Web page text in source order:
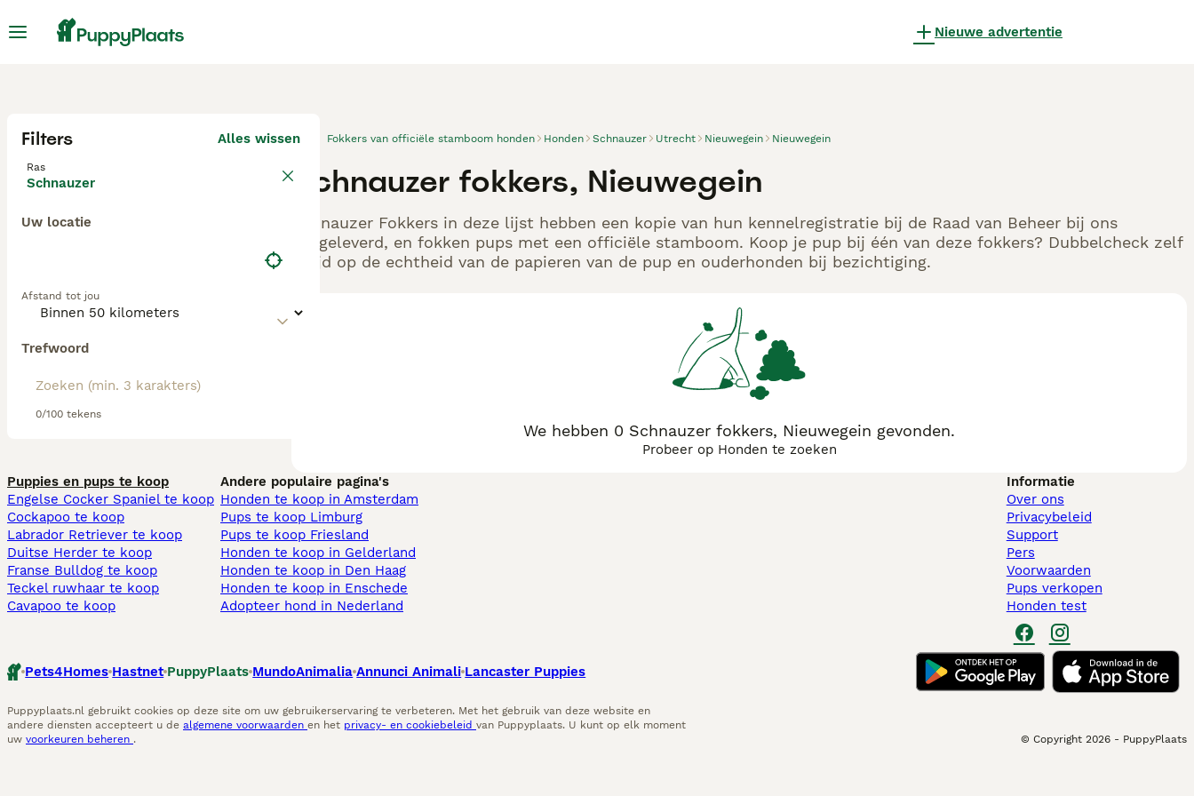
Nieuwe advertentie
Filters Alles wissen
Ras
Schnauzer
Uw locatie
Afstand tot jou
Trefwoord
0/100 tekens
Fokkers van officiële stamboom honden Honden Schnauzer Utrecht Nieuwegein Nieuwegein
Schnauzer fokkers, Nieuwegein
Schnauzer Fokkers in deze lijst hebben een kopie van hun kennelregistratie bij de Raad van Beheer bij ons
aangeleverd, en fokken pups met een officiële stamboom. Koop je pup bij één van deze fokkers? Dubbelcheck zelf
altijd op de echtheid van de papieren van de pup en ouderhonden bij bezichtiging.
We hebben 0 Schnauzer fokkers, Nieuwegein gevonden.
Probeer op Honden te zoeken
Puppies en pups te koop
Engelse Cocker Spaniel te koop
Cockapoo te koop
Labrador Retriever te koop
Duitse Herder te koop
Franse Bulldog te koop
Teckel ruwhaar te koop
Cavapoo te koop
Andere populaire pagina's
Honden te koop in Amsterdam
Pups te koop Limburg​
Pups te koop Friesland​
Honden te koop in Gelderland
Honden te koop in Den Haag
Honden te koop in Enschede
Adopteer hond in Nederland
Informatie
Over ons
Privacybeleid
Support
Pers
Voorwaarden
Pups verkopen
Honden test
Pets4Homes Hastnet PuppyPlaats MundoAnimalia Annunci Animali Lancaster Puppies
Puppyplaats.nl gebruikt cookies op deze site om uw gebruikerservaring te verbeteren. Met het gebruik van deze website en
andere diensten accepteert u de algemene voorwaarden en het privacy- en cookiebeleid van Puppyplaats. U kunt op elk moment
uw voorkeuren beheren . © Copyright 2026 - PuppyPlaats